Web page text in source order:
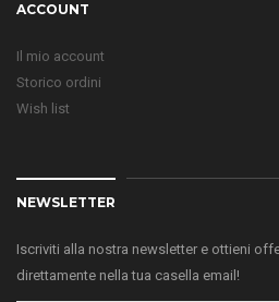
ACCOUNT
Il mio account
Storico ordini
Wish list
NEWSLETTER
Iscriviti alla nostra newsletter e ottieni
direttamente nella tua casella email!